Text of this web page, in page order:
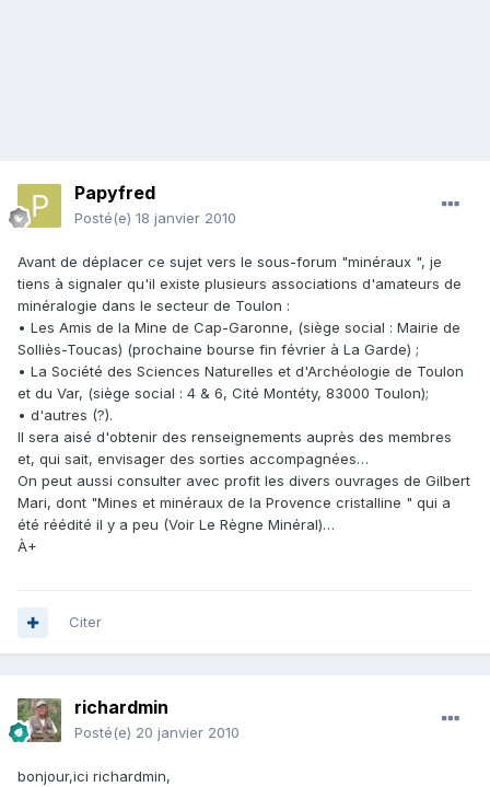
Papyfred
Posté(e) 18 janvier 2010
Avant de déplacer ce sujet vers le sous-forum "minéraux ", je
tiens à signaler qu'il existe plusieurs associations d'amateurs de
minéralogie dans le secteur de Toulon :
• Les Amis de la Mine de Cap-Garonne, (siège social : Mairie de
Solliès-Toucas) (prochaine bourse fin février à La Garde) ;
• La Société des Sciences Naturelles et d'Archéologie de Toulon
et du Var, (siège social : 4 & 6, Cité Montéty, 83000 Toulon);
• d'autres (?).
Il sera aisé d'obtenir des renseignements auprès des membres
et, qui sait, envisager des sorties accompagnées…
On peut aussi consulter avec profit les divers ouvrages de Gilbert
Mari, dont "Mines et minéraux de la Provence cristalline " qui a
été réédité il y a peu (Voir Le Règne Minéral)…
À+
Citer
richardmin
Posté(e) 20 janvier 2010
bonjour,ici richardmin,